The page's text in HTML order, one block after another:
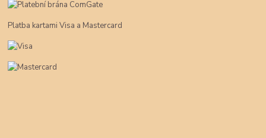
Platba kartami Visa a Mastercard